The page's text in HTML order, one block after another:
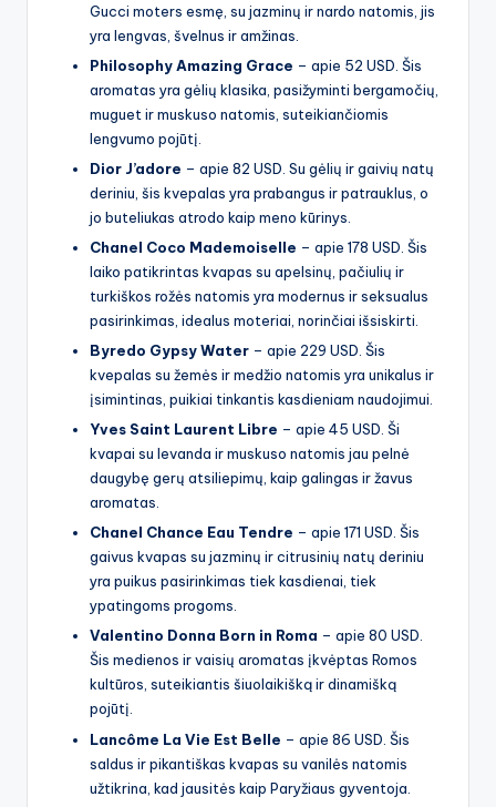
Gucci moters esmę, su jazminų ir nardo natomis, jis
yra lengvas, švelnus ir amžinas.
Philosophy Amazing Grace – apie 52 USD. Šis
aromatas yra gėlių klasika, pasižyminti bergamočių,
muguet ir muskuso natomis, suteikiančiomis
lengvumo pojūtį.
Dior J’adore – apie 82 USD. Su gėlių ir gaivių natų
deriniu, šis kvepalas yra prabangus ir patrauklus, o
jo buteliukas atrodo kaip meno kūrinys.
Chanel Coco Mademoiselle – apie 178 USD. Šis
laiko patikrintas kvapas su apelsinų, pačiulių ir
turkiškos rožės natomis yra modernus ir seksualus
pasirinkimas, idealus moteriai, norinčiai išsiskirti.
Byredo Gypsy Water – apie 229 USD. Šis
kvepalas su žemės ir medžio natomis yra unikalus ir
įsimintinas, puikiai tinkantis kasdieniam naudojimui.
Yves Saint Laurent Libre – apie 45 USD. Ši
kvapai su levanda ir muskuso natomis jau pelnė
daugybę gerų atsiliepimų, kaip galingas ir žavus
aromatas.
Chanel Chance Eau Tendre – apie 171 USD. Šis
gaivus kvapas su jazminų ir citrusinių natų deriniu
yra puikus pasirinkimas tiek kasdienai, tiek
ypatingoms progoms.
Valentino Donna Born in Roma – apie 80 USD.
Šis medienos ir vaisių aromatas įkvėptas Romos
kultūros, suteikiantis šiuolaikišką ir dinamišką
pojūtį.
Lancôme La Vie Est Belle – apie 86 USD. Šis
saldus ir pikantiškas kvapas su vanilės natomis
užtikrina, kad jausitės kaip Paryžiaus gyventoja.